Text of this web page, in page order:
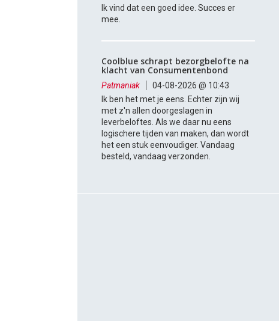
Ik vind dat een goed idee. Succes er
mee.
Coolblue schrapt bezorgbelofte na
klacht van Consumentenbond
Patmaniak
04-08-2026 @ 10:43
Ik ben het met je eens. Echter zijn wij
met z'n allen doorgeslagen in
leverbeloftes. Als we daar nu eens
logischere tijden van maken, dan wordt
het een stuk eenvoudiger. Vandaag
besteld, vandaag verzonden.